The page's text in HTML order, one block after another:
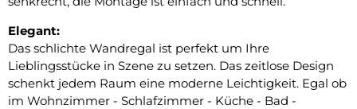
Elegant:
Das schlichte Wandregal ist perfekt um Ihre
Lieblingsstücke in Szene zu setzen. Das zeitlose Design
schenkt jedem Raum eine moderne Leichtigkeit. Egal ob
im Wohnzimmer - Schlafzimmer - Küche - Bad -